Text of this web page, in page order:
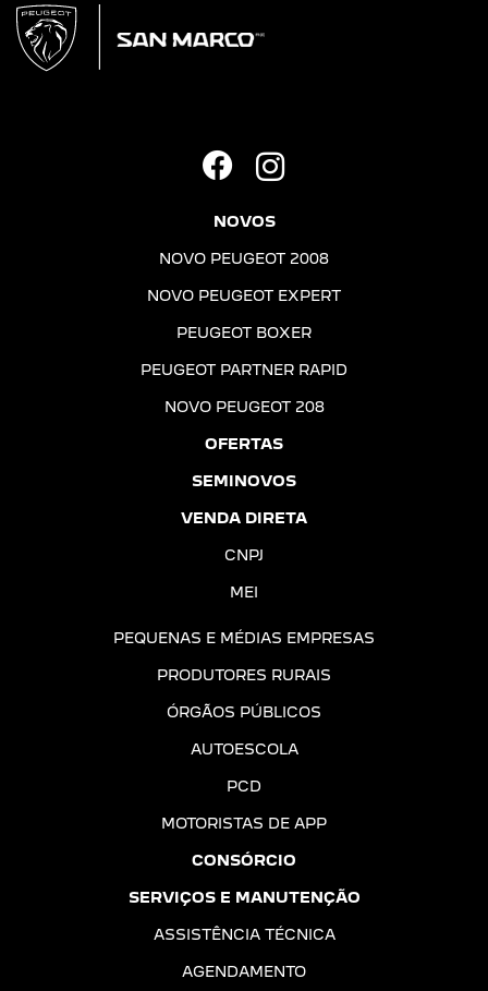
NOVOS
NOVO PEUGEOT 2008
NOVO PEUGEOT EXPERT
PEUGEOT BOXER
PEUGEOT PARTNER RAPID
NOVO PEUGEOT 208
OFERTAS
SEMINOVOS
VENDA DIRETA
CNPJ
MEI
PEQUENAS E MÉDIAS EMPRESAS
PRODUTORES RURAIS
ÓRGÃOS PÚBLICOS
AUTOESCOLA
PCD
MOTORISTAS DE APP
CONSÓRCIO
SERVIÇOS E MANUTENÇÃO
ASSISTÊNCIA TÉCNICA
AGENDAMENTO